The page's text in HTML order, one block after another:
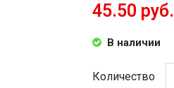
45.50 руб.
В наличии
Количество